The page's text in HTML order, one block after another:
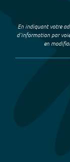
En indiquant votre
d’information par
en